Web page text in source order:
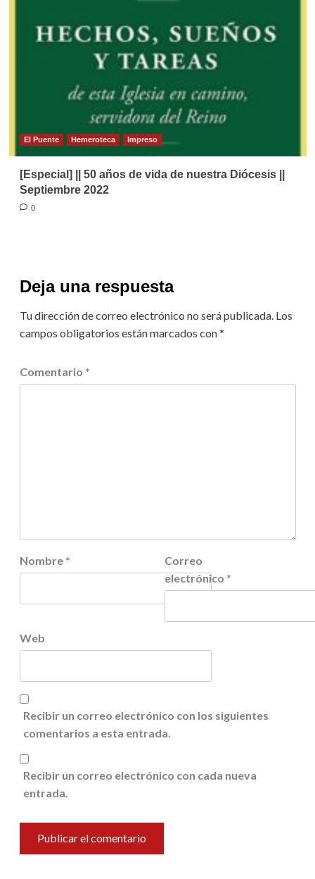
El Puente Hemeroteca Impreso
[Especial] || 50 años de vida de nuestra Diócesis ||
Septiembre 2022
0
Deja una respuesta
Tu dirección de correo electrónico no será publicada. Los
campos obligatorios están marcados con*
Comentario *
Nombre *
Correo
electrónico *
Web
Recibir un correo electrónico con los siguientes
comentarios a esta entrada.
Recibir un correo electrónico con cada nueva
entrada.